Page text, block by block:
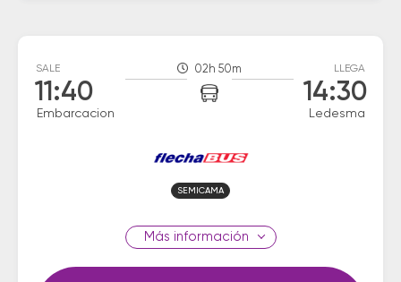
SALE
11:40
Embarcacion
02h 50m LLEGA
14:30
Ledesma
SEMICAMA
información